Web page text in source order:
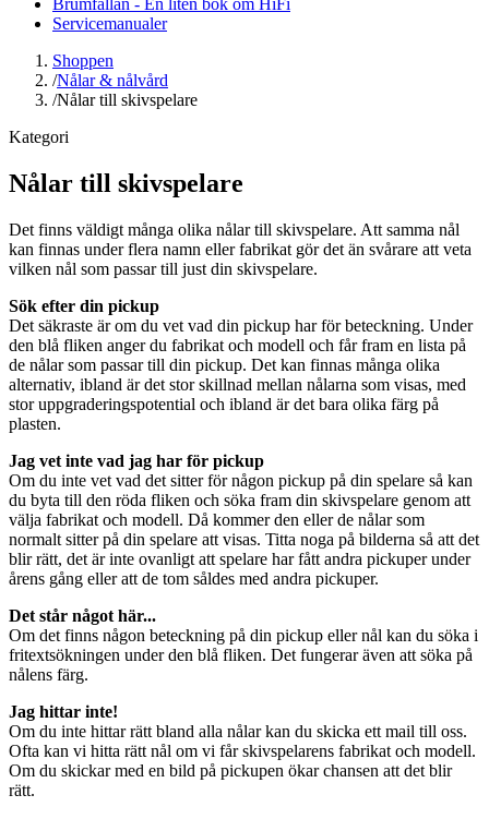
Servicemanualer
Shoppen
/Nålar & nålvård
/Nålar till skivspelare
Kategori
Nålar till skivspelare
Det finns väldigt många olika nålar till skivspelare. Att samma nål
kan finnas under flera namn eller fabrikat gör det än svårare att veta
vilken nål som passar till just din skivspelare.
Sök efter din pickup
Det säkraste är om du vet vad din pickup har för beteckning. Under
den blå fliken anger du fabrikat och modell och får fram en lista på
de nålar som passar till din pickup. Det kan finnas många olika
alternativ, ibland är det stor skillnad mellan nålarna som visas, med
stor uppgraderingspotential och ibland är det bara olika färg på
plasten.
Jag vet inte vad jag har för pickup
Om du inte vet vad det sitter för någon pickup på din spelare så kan
du byta till den röda fliken och söka fram din skivspelare genom att
välja fabrikat och modell. Då kommer den eller de nålar som
normalt sitter på din spelare att visas. Titta noga på bilderna så att det
blir rätt, det är inte ovanligt att spelare har fått andra pickuper under
årens gång eller att de tom såldes med andra pickuper.
Det står något här...
Om det finns någon beteckning på din pickup eller nål kan du söka i
fritextsökningen under den blå fliken. Det fungerar även att söka på
nålens färg.
Jag hittar inte!
Om du inte hittar rätt bland alla nålar kan du skicka ett mail till oss.
Ofta kan vi hitta rätt nål om vi får skivspelarens fabrikat och modell.
Om du skickar med en bild på pickupen ökar chansen att det blir
rätt.